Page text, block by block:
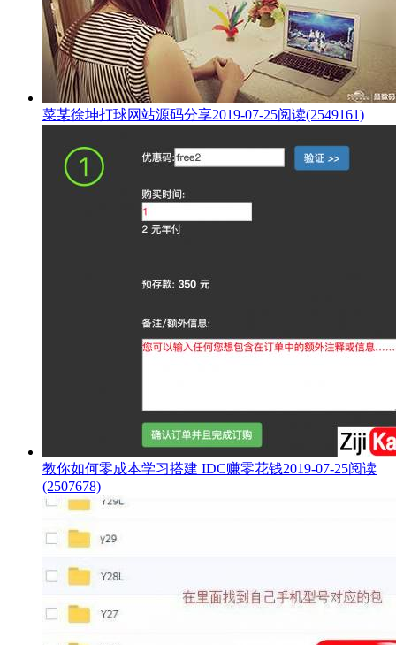
菜某徐坤打球网站源码分享2019-07-25阅读(2549161)
教你如何零成本学习搭建 IDC赚零花钱2019-07-25阅读
(2507678)